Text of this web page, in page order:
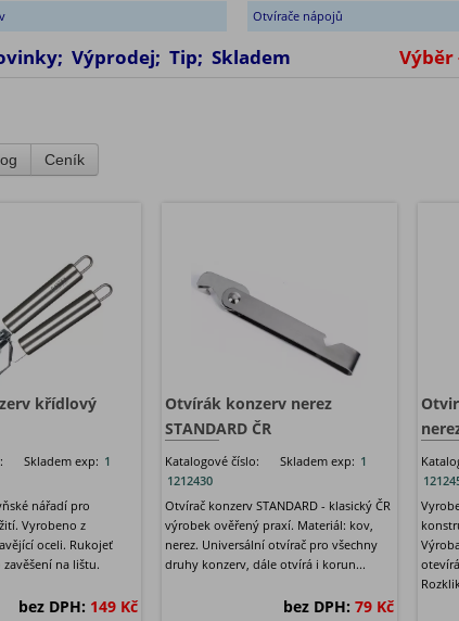
Otvírače nápojů
Výprodej; Tip; Skladem
Ceník
křídlový
Skladem exp: 1
nářadí pro
Vyrobeno z
oceli. Rukojeť
na lištu.
bez DPH: 149 Kč
Otvírák konzerv nerez
STANDARD ČR
Katalogové číslo:
1212430
Skladem exp: 1
Otvírač konzerv STANDARD - klasický ČR
výrobek ověřený praxí. Materiál: kov,
nerez. Universální otvírač pro všechny
druhy konzerv, dále otvírá i korun...
bez DPH: 79 Kč